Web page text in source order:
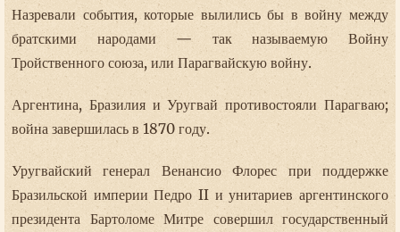
Назревали события, которые вылились бы в войну между
братскими народами — так называемую Войну
Тройственного союза, или Парагвайскую войну.
Аргентина, Бразилия и Уругвай противостояли Парагваю;
война завершилась в 1870 году.
Уругвайский генерал Венансио Флорес при поддержке
Бразильской империи Педро II и унитариев аргентинского
президента Бартоломе Митре совершил государственный